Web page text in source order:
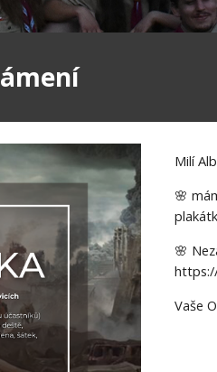
Milí
🌸
🌸
Vaše